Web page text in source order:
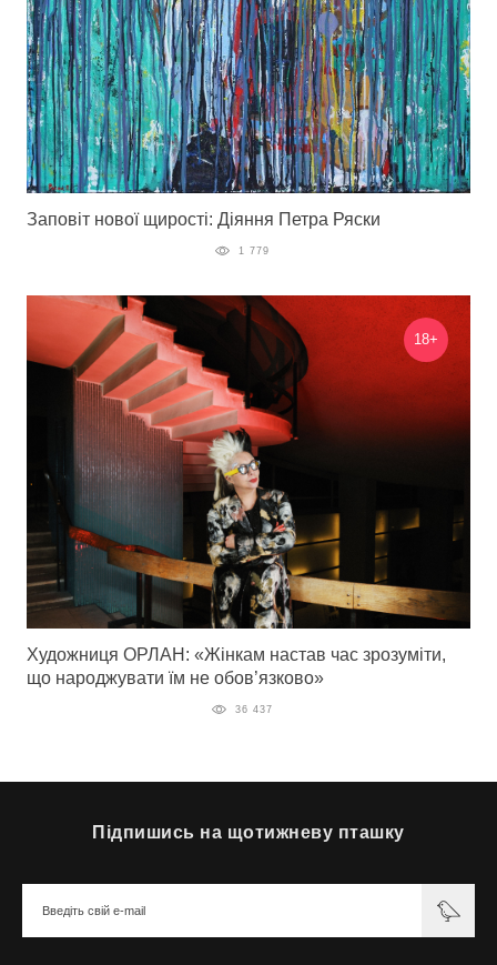
Заповіт нової щирості: Діяння Петра Ряски
1 779
18+
Художниця ОРЛАН: «Жінкам настав час зрозуміти,
що народжувати їм не обов’язково»
36 437
Підпишись на щотижневу пташку